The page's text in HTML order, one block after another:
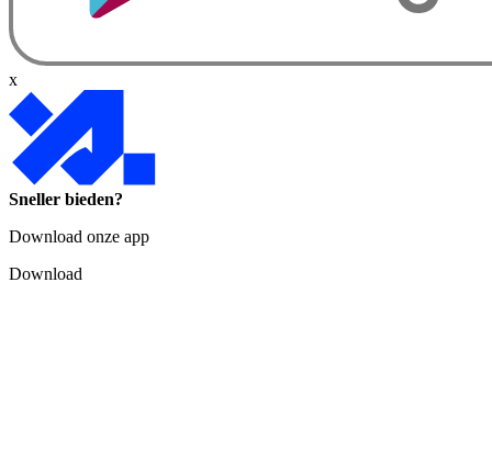
x
Sneller bieden?
Download onze app
Download